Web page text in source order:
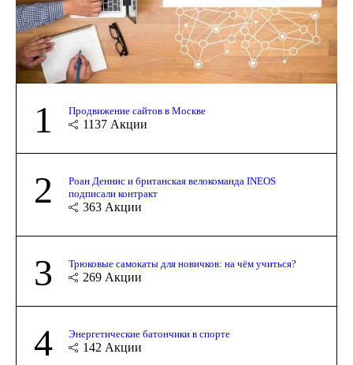
1 Продвижение сайтов в Москве
1137 Акции
2
Роан Деннис и британская велокоманда INEOS
подписали контракт
363 Акции
3 Трюковые самокаты для новичков: на чём учиться?
269 Акции
4 Энергетические батончики в спорте
142 Акции